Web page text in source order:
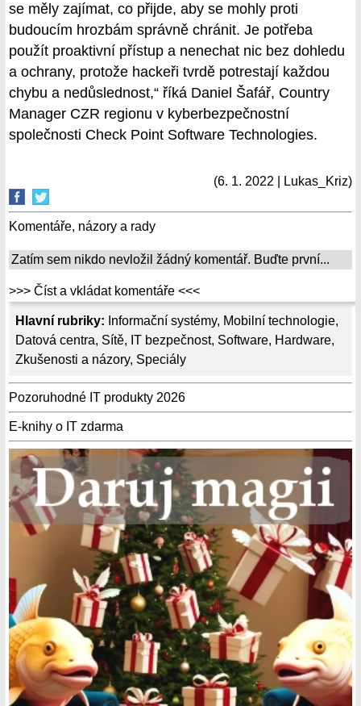
Hlavní rubriky: Informační systémy, Mobilní technologie,
Datová centra, Sítě, IT bezpečnost, Software, Hardware,
Zkušenosti a názory, Speciály
Pozoruhodné IT produkty 2026
E-knihy o IT zdarma
se měly zajímat, co přijde, aby se mohly proti
budoucím hrozbám správně chránit. Je potřeba
použít proaktivní přístup a nenechat nic bez dohledu
a ochrany, protože hackeři tvrdě potrestají každou
chybu a nedůslednost,“ říká Daniel Šafář, Country
Manager CZR regionu v kyberbezpečnostní
společnosti Check Point Software Technologies.
(6. 1. 2022 | Lukas_Kriz)
Komentáře, názory a rady
Zatím sem nikdo nevložil žádný komentář. Buďte první...
>>> Číst a vkládat komentáře <<<